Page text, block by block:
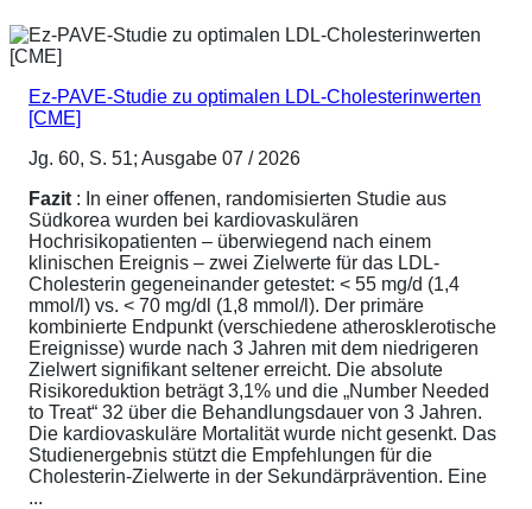
Ez-PAVE-Studie zu optimalen LDL-Cholesterinwerten
[CME]
Jg. 60, S. 51; Ausgabe 07 / 2026
Fazit : In einer offenen, randomisierten Studie aus
Südkorea wurden bei kardiovaskulären
Hochrisikopatienten – überwiegend nach einem
klinischen Ereignis – zwei Zielwerte für das LDL-
Cholesterin gegeneinander getestet: < 55 mg/d (1,4
mmol/l) vs. < 70 mg/dl (1,8 mmol/l). Der primäre
kombinierte Endpunkt (verschiedene atherosklerotische
Ereignisse) wurde nach 3 Jahren mit dem niedrigeren
Zielwert signifikant seltener erreicht. Die absolute
Risikoreduktion beträgt 3,1% und die „Number Needed
to Treat“ 32 über die Behandlungsdauer von 3 Jahren.
Die kardiovaskuläre Mortalität wurde nicht gesenkt. Das
Studienergebnis stützt die Empfehlungen für die
Cholesterin-Zielwerte in der Sekundärprävention. Eine
...